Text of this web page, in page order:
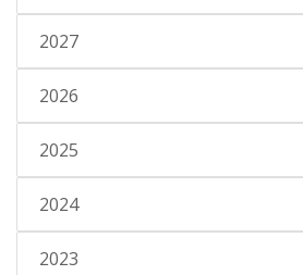
2027
2026
2025
2024
2023